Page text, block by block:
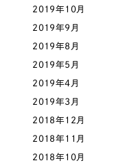
2019年10月
2019年9月
2019年8月
2019年5月
2019年4月
2019年3月
2018年12月
2018年11月
2018年10月